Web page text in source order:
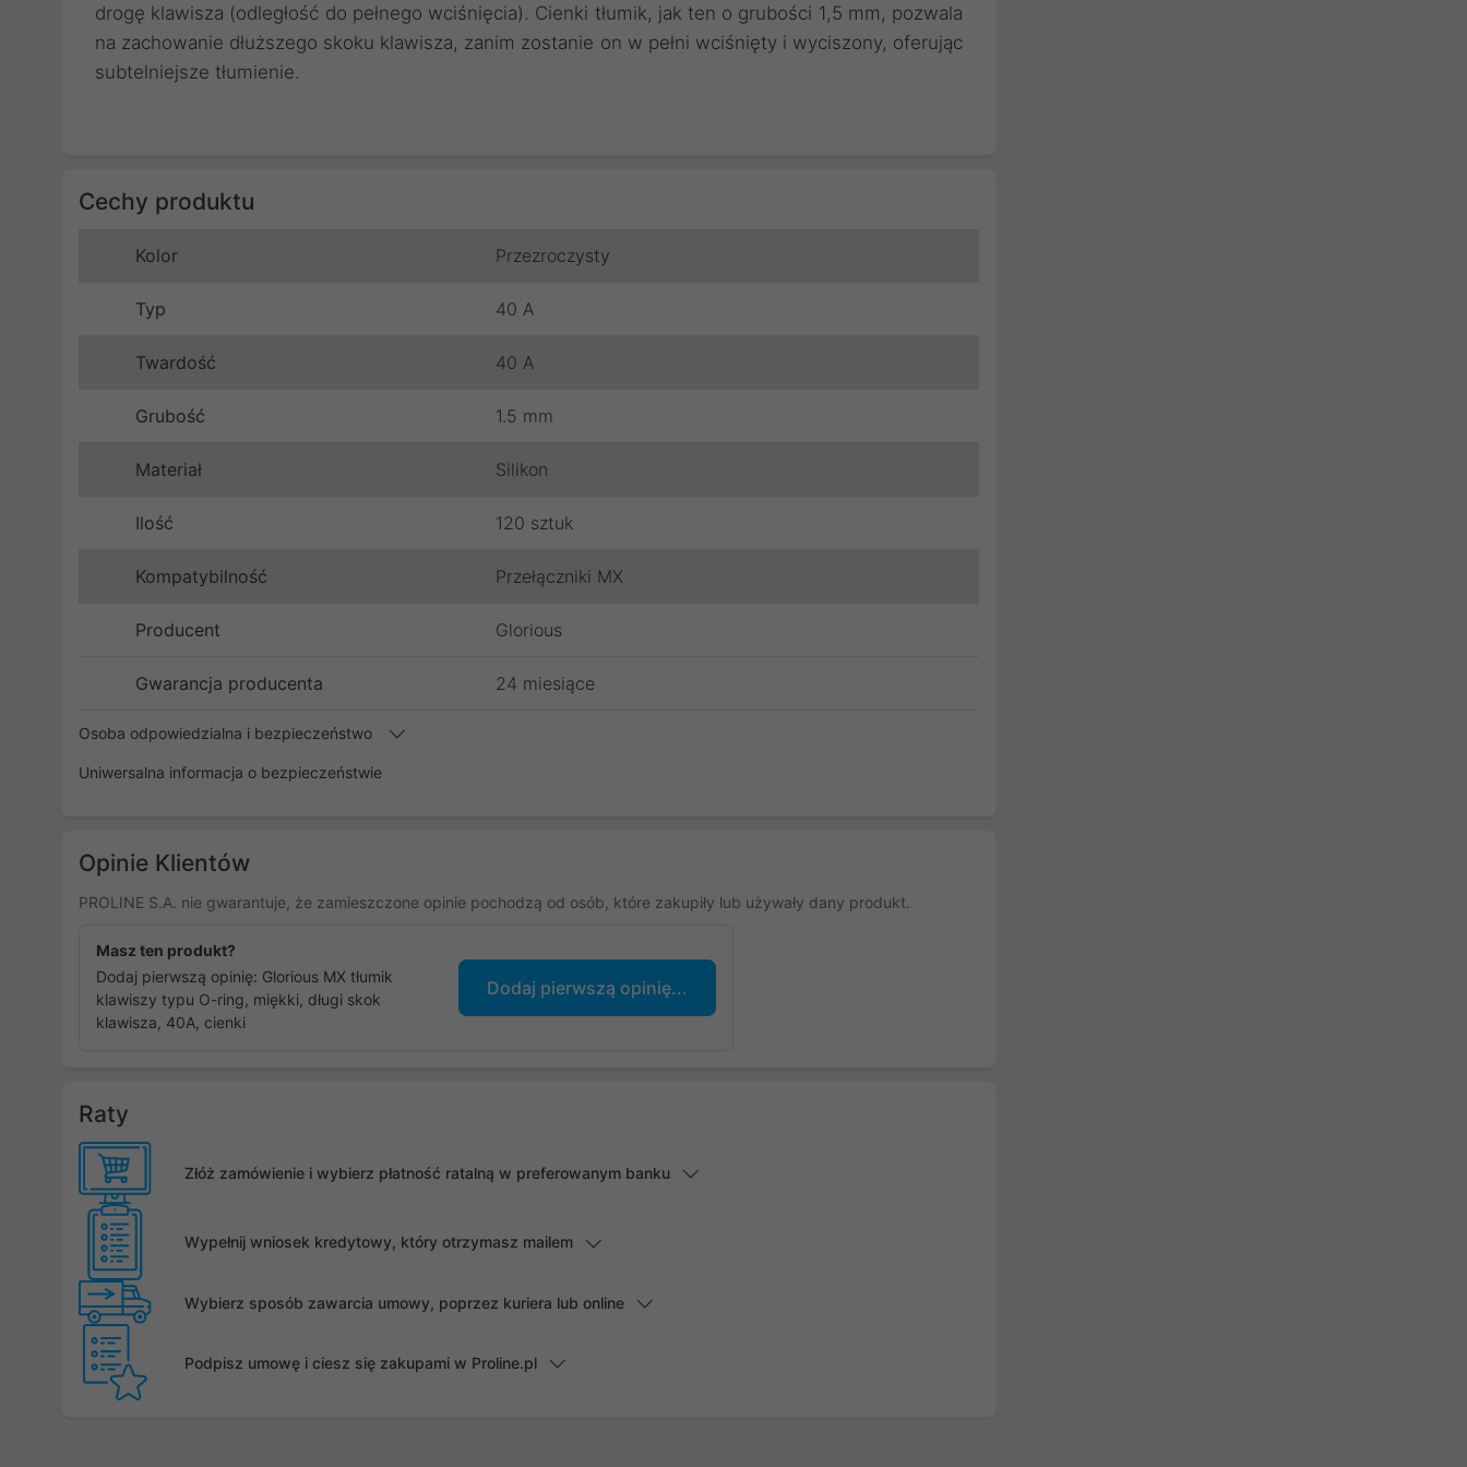
drogę klawisza (odległość do pełnego wciśnięcia). Cienki tłumik, jak ten o grubości 1,5 mm, pozwala
na zachowanie dłuższego skoku klawisza, zanim zostanie on w pełni wciśnięty i wyciszony, oferując
subtelniejsze tłumienie.
Cechy produktu
Kolor Przezroczysty
Typ 40 A
Twardość 40 A
Grubość 1.5 mm
Materiał Silikon
Ilość 120 sztuk
Kompatybilność Przełączniki MX
Producent Glorious
Gwarancja producenta 24 miesiące
Osoba odpowiedzialna i bezpieczeństwo
Uniwersalna informacja o bezpieczeństwie
Opinie Klientów
PROLINE S.A. nie gwarantuje, że zamieszczone opinie pochodzą od osób, które zakupiły lub używały dany produkt.
Masz ten produkt?
Dodaj pierwszą opinię: Glorious MX tłumik
klawiszy typu O-ring, miękki, długi skok
klawisza, 40A, cienki
Dodaj pierwszą opinię...
Raty
Złóż zamówienie i wybierz płatność ratalną w preferowanym banku
Wypełnij wniosek kredytowy, który otrzymasz mailem
Wybierz sposób zawarcia umowy, poprzez kuriera lub online
Podpisz umowę i ciesz się zakupami w Proline.pl